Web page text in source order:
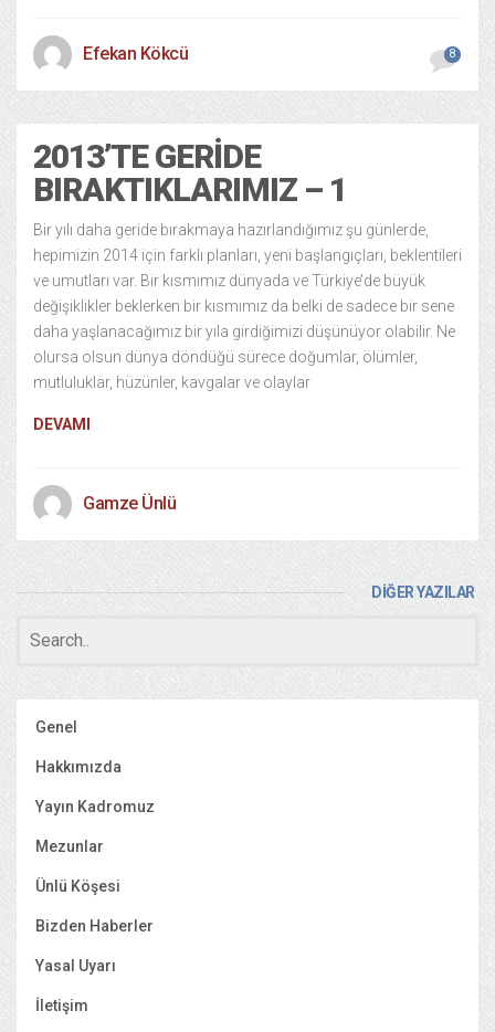
Efekan Kökcü 8
2013’TE GERIDE
BIRAKTIKLARIMIZ – 1
Bir yılı daha geride bırakmaya hazırlandığımız şu günlerde,
hepimizin 2014 için farklı planları, yeni başlangıçları, beklentileri
ve umutları var. Bir kısmımız dünyada ve Türkiye’de büyük
değişiklikler beklerken bir kısmımız da belki de sadece bir sene
daha yaşlanacağımız bir yıla girdiğimizi düşünüyor olabilir. Ne
olursa olsun dünya döndüğü sürece doğumlar, ölümler,
mutluluklar, hüzünler, kavgalar ve olaylar
DEVAMI
Gamze Ünlü
DİĞER YAZILAR
Genel
Hakkımızda
Yayın Kadromuz
Mezunlar
Ünlü Köşesi
Bizden Haberler
Yasal Uyarı
İletişim